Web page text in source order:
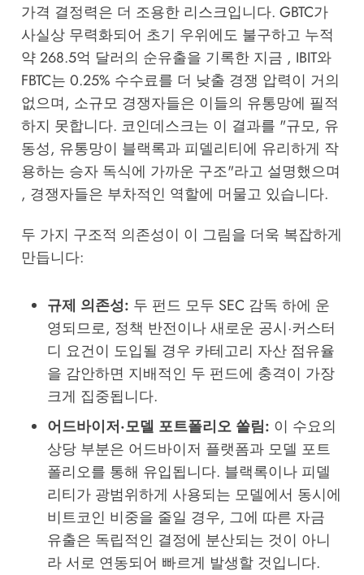
가격 결정력은 더 조용한 리스크입니다. GBTC가
사실상 무력화되어 초기 우위에도 불구하고 누적
약 268.5억 달러의 순유출을 기록한 지금 , IBIT와
FBTC는 0.25% 수수료를 더 낮출 경쟁 압력이 거의
없으며, 소규모 경쟁자들은 이들의 유통망에 필적
하지 못합니다. 코인데스크는 이 결과를 "규모, 유
동성, 유통망이 블랙록과 피델리티에 유리하게 작
용하는 승자 독식에 가까운 구조"라고 설명했으며
, 경쟁자들은 부차적인 역할에 머물고 있습니다.
두 가지 구조적 의존성이 이 그림을 더욱 복잡하게
만듭니다:
규제 의존성: 두 펀드 모두 SEC 감독 하에 운
영되므로, 정책 반전이나 새로운 공시·커스터
디 요건이 도입될 경우 카테고리 자산 점유율
을 감안하면 지배적인 두 펀드에 충격이 가장
크게 집중됩니다.
어드바이저·모델 포트폴리오 쏠림: 이 수요의
상당 부분은 어드바이저 플랫폼과 모델 포트
폴리오를 통해 유입됩니다. 블랙록이나 피델
리티가 광범위하게 사용되는 모델에서 동시에
비트코인 비중을 줄일 경우, 그에 따른 자금
유출은 독립적인 결정에 분산되는 것이 아니
라 서로 연동되어 빠르게 발생할 것입니다.